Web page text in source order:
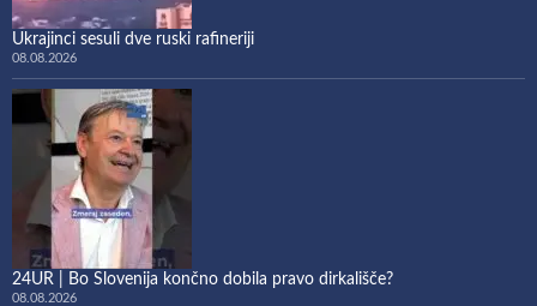
Ukrajinci sesuli dve ruski rafineriji
08.08.2026
24UR | Bo Slovenija končno dobila pravo dirkališče?
08.08.2026